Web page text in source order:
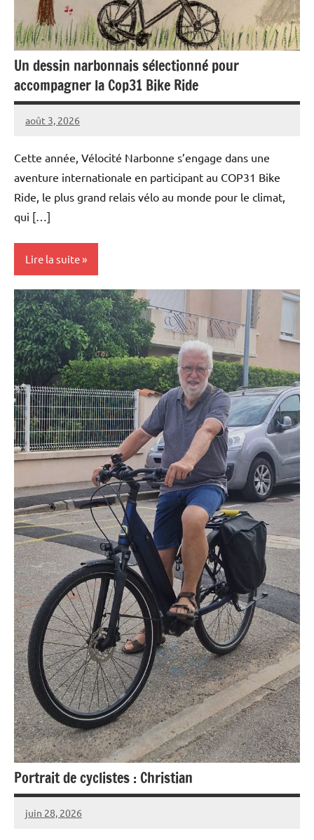
Un dessin narbonnais sélectionné pour
accompagner la Cop31 Bike Ride
août 3, 2026
Carmen
Aucun
Cette année, Vélocité Narbonne s’engage dans une
aventure internationale en participant au COP31 Bike
Ride, le plus grand relais vélo au monde pour le climat,
qui […]
Lire la suite
Actualités
Portrait de cyclistes : Christian
juin 28, 2026
Carmen
Aucun